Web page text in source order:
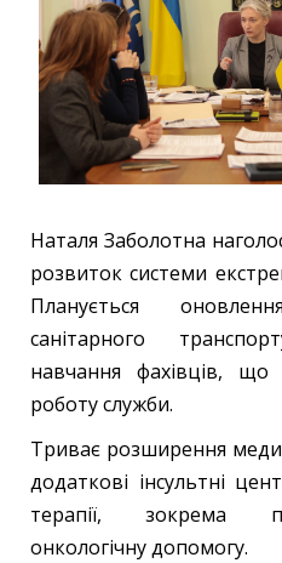
Наталя Заболотна
розвиток системи
Планується
санітарного
навчання фахівців, що
роботу служби.
Триває розширення
додаткові інсультні
терапії, зокрема
онкологічну допомогу.